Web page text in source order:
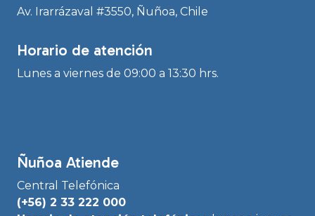
Av. Irarrázaval #3550, Ñuñoa, Chile
Horario de atención
Lunes a viernes de 09:00 a 13:30 hrs.
Ñuñoa Atiende
Central Telefónica
(+56) 2 33 222 000